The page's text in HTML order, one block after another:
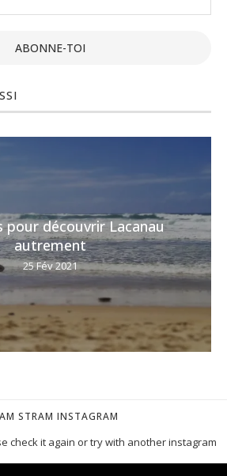
ABONNE-TOI
pour découvrir Lacanau
autrement
25 Fév 2021
AM STRAM INSTAGRAM
check it again or try with another instagram